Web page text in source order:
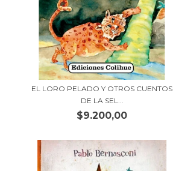
EL LORO PELADO Y OTROS CUENTOS
DE LA SEL...
$9.200,00